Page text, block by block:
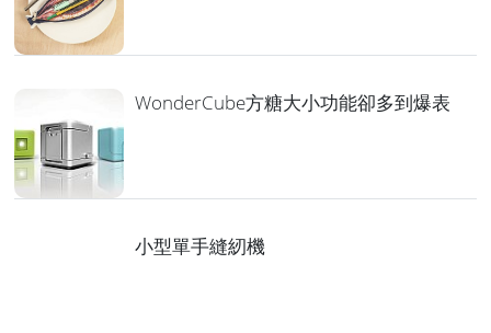
WonderCube方糖大小功能卻多到爆表
小型單手縫紉機